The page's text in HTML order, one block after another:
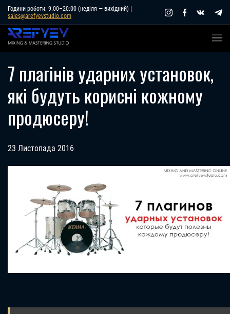
Skip
content
Години роботи: 9:00–20:00 (неділя — вихідний) |
sales@arefyevstudio.com
7 плагінів ударних установок,
які будуть корисні кожному
продюсеру!
23 Листопада 2016